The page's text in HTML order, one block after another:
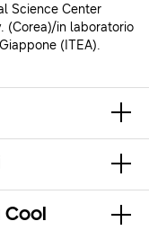
Science Center
(Corea)/in laboratorio
(ITEA).